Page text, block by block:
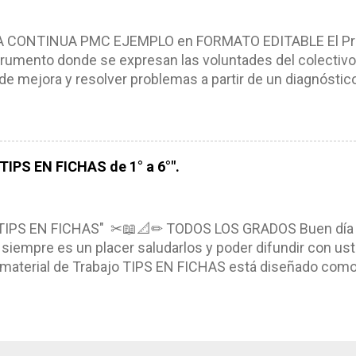
PMC EJEMPLO en FORMATO EDITABLE El
donde se expresan las voluntades del
mejora y resolver problemas a partir de un
de un diagnóstico amplio de las condiciones
CONTINUA *Basarse en un diagnóstico escolar
EN FICHAS de 1° a 6°".
EN FICHAS" ✂📖📐✏ TODOS LOS GRADOS Buen
es un placer saludarlos y poder difundir con
de Trabajo TIPS EN FICHAS está diseñado
Compañeros que el día de hoy nos visitan